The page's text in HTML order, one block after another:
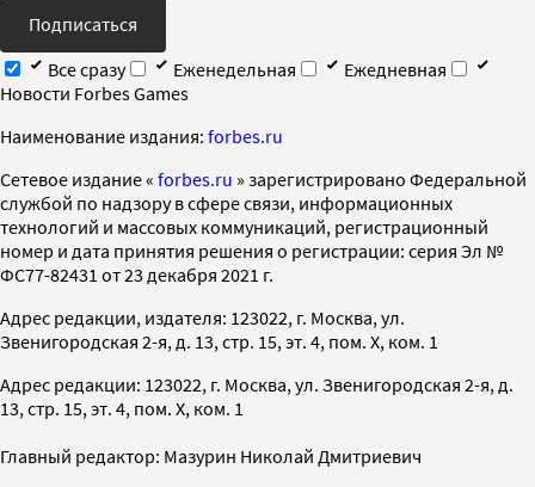
Подписаться
Все сразу
Еженедельная
Ежедневная
Новости Forbes Games
Наименование издания: forbes.ru
Cетевое издание « forbes.ru » зарегистрировано Федеральной
службой по надзору в сфере связи, информационных
технологий и массовых коммуникаций, регистрационный
номер и дата принятия решения о регистрации: серия Эл №
ФС77-82431 от 23 декабря 2021 г.
Адрес редакции, издателя: 123022, г. Москва, ул.
Звенигородская 2-я, д. 13, стр. 15, эт. 4, пом. X, ком. 1
Адрес редакции: 123022, г. Москва, ул. Звенигородская 2-я, д.
13, стр. 15, эт. 4, пом. X, ком. 1
Главный редактор: Мазурин Николай Дмитриевич